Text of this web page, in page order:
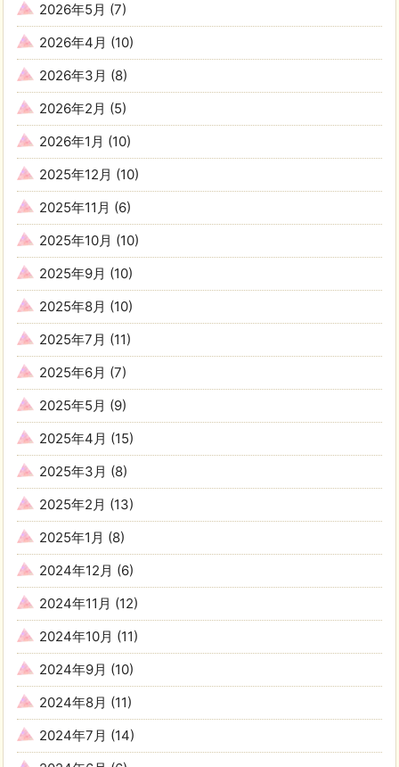
2026年5月 (7)
2026年4月 (10)
2026年3月 (8)
2026年2月 (5)
2026年1月 (10)
2025年12月 (10)
2025年11月 (6)
2025年10月 (10)
2025年9月 (10)
2025年8月 (10)
2025年7月 (11)
2025年6月 (7)
2025年5月 (9)
2025年4月 (15)
2025年3月 (8)
2025年2月 (13)
2025年1月 (8)
2024年12月 (6)
2024年11月 (12)
2024年10月 (11)
2024年9月 (10)
2024年8月 (11)
2024年7月 (14)